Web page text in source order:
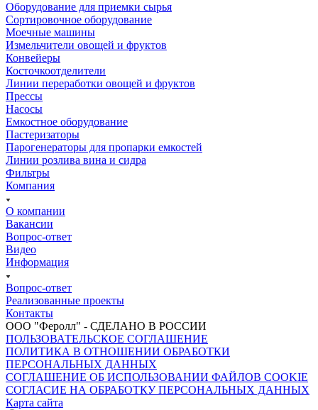
Оборудование для приемки сырья
Сортировочное оборудование
Моечные машины
Измельчители овощей и фруктов
Конвейеры
Косточкоотделители
Линии переработки овощей и фруктов
Прессы
Насосы
Емкостное оборудование
Пастеризаторы
Парогенераторы для пропарки емкостей
Линии розлива вина и сидра
Фильтры
Компания
О компании
Вакансии
Вопрос-ответ
Видео
Информация
Вопрос-ответ
Реализованные проекты
Контакты
ООО "Феролл" - СДЕЛАНО В РОССИИ
ПОЛЬЗОВАТЕЛЬСКОЕ СОГЛАШЕНИЕ
ПОЛИТИКА В ОТНОШЕНИИ ОБРАБОТКИ
ПЕРСОНАЛЬНЫХ ДАННЫХ
CОГЛАШЕНИЕ ОБ ИСПОЛЬЗОВАНИИ ФАЙЛОВ COOKIE
СОГЛАСИЕ НА ОБРАБОТКУ ПЕРСОНАЛЬНЫХ ДАННЫХ
Карта сайта